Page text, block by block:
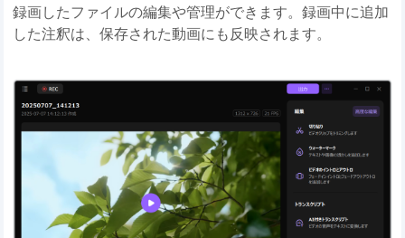
録画したファイルの編集や管理ができます。録画中に追加
した注釈は、保存された動画にも反映されます。